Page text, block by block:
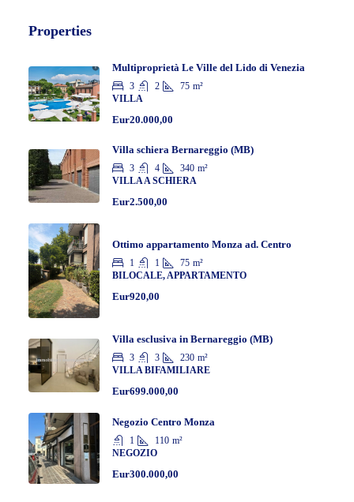
Properties
Multiproprietà Le Ville del Lido di Venezia
3 2 75 m²
VILLA
Eur20.000,00
Villa schiera Bernareggio (MB)
3 4 340 m²
VILLA A SCHIERA
Eur2.500,00
Ottimo appartamento Monza ad. Centro
1 1 75 m²
BILOCALE, APPARTAMENTO
Eur920,00
Villa esclusiva in Bernareggio (MB)
3 3 230 m²
VILLA BIFAMILIARE
Eur699.000,00
Negozio Centro Monza
1 110 m²
NEGOZIO
Eur300.000,00